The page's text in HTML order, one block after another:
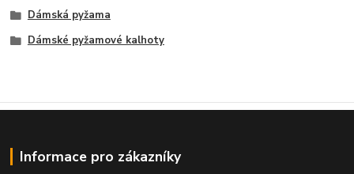
Dámská pyžama
Dámské pyžamové kalhoty
Informace pro zákazníky